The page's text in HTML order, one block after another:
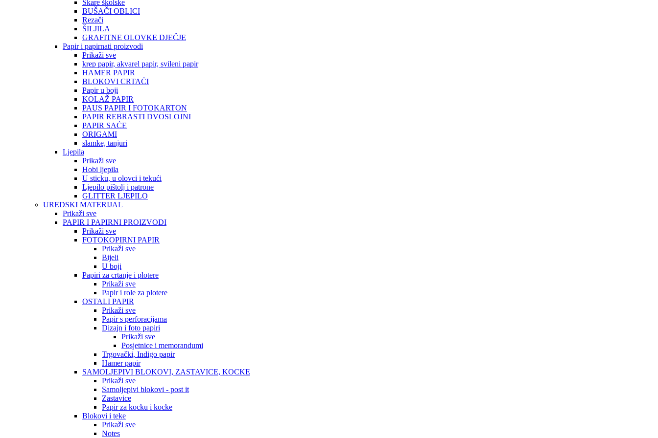
Škare školske
BUŠAČI OBLICI
Rezači
ŠILJILA
GRAFITNE OLOVKE DJEČJE
Papir i papirnati proizvodi
Prikaži sve
krep papir, akvarel papir, svileni papir
HAMER PAPIR
BLOKOVI CRTAĆI
Papir u boji
KOLAŽ PAPIR
PAUS PAPIR I FOTOKARTON
PAPIR REBRASTI DVOSLOJNI
PAPIR SAĆE
ORIGAMI
slamke, tanjuri
Ljepila
Prikaži sve
Hobi ljepila
U sticku, u olovci i tekući
Ljepilo pištolj i patrone
GLITTER LJEPILO
UREDSKI MATERIJAL
Prikaži sve
PAPIR I PAPIRNI PROIZVODI
Prikaži sve
FOTOKOPIRNI PAPIR
Prikaži sve
Bijeli
U boji
Papiri za crtanje i plotere
Prikaži sve
Papir i role za plotere
OSTALI PAPIR
Prikaži sve
Papir s perforacijama
Dizajn i foto papiri
Prikaži sve
Posjetnice i memorandumi
Trgovački, Indigo papir
Hamer papir
SAMOLJEPIVI BLOKOVI, ZASTAVICE, KOCKE
Prikaži sve
Samoljepivi blokovi - post it
Zastavice
Papir za kocku i kocke
Blokovi i teke
Prikaži sve
Notes